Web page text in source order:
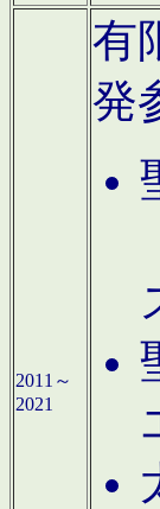
2011～
2021
有
発